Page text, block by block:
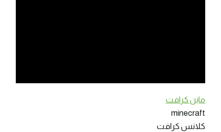
ماين كرافت
minecraft
كلانس كرافت